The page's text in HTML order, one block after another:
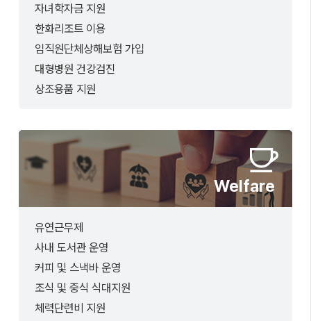
자녀학자금 지원
한화리조트 이용
임직원단체상해보험 가입
대형병원 건강검진
상조용품 지원
Welfare
유연근무제
사내 도서관 운영
커피 및 스낵바 운영
조식 및 중식 식대지원
체력단련비 지원